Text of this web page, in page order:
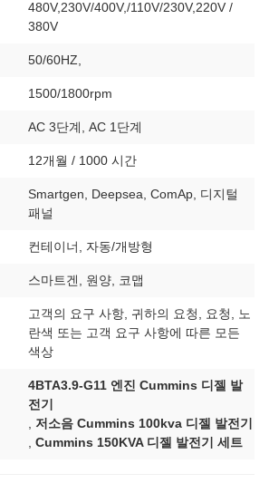
480V,230V/400V,/110V/230V,220V /
380V
50/60HZ,
1500/1800rpm
AC 3단계, AC 1단계
12개월 / 1000 시간
Smartgen, Deepsea, ComAp, 디지털
패널
컨테이너, 자동/개방형
스마트겐, 원양, 코맵
고객의 요구 사항, 귀하의 요청, 요청, 노
란색 또는 고객 요구 사항에 따른 모든
색상
4BTA3.9-G11 엔진 Cummins 디젤 발
전기
저소음 Cummins 100kva 디젤 발전기
,Cummins 150KVA 디젤 발전기 세트